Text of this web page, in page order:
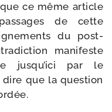
ce même article
de cette
du post-​
mani­feste
jusqu’ici par le
dire que la ques­tion